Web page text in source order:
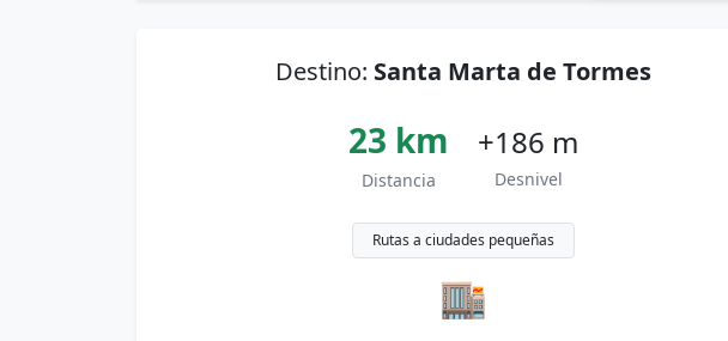
Destino: Santa Marta de Tormes
23 km
Distancia
+186 m
Desnivel
Rutas a ciudades pequeñas
🏬